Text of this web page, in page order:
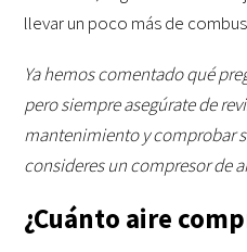
llevar un poco más de
Ya hemos comentado qué
pero siempre asegúrate de
mantenimiento y comprobar
consideres un compresor de
¿Cuánto aire